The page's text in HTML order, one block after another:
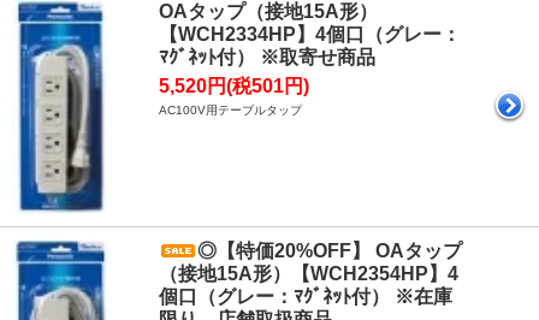
OAタップ（接地15A形）
【WCH2334HP】4個口（グレー：
ﾏｸﾞﾈｯﾄ付） ※取寄せ商品
5,520円(税501円)
AC100V用テーブルタップ
◎【特価20%OFF】 OAタップ
（接地15A形）【WCH2354HP】4
個口（グレー：ﾏｸﾞﾈｯﾄ付） ※在庫